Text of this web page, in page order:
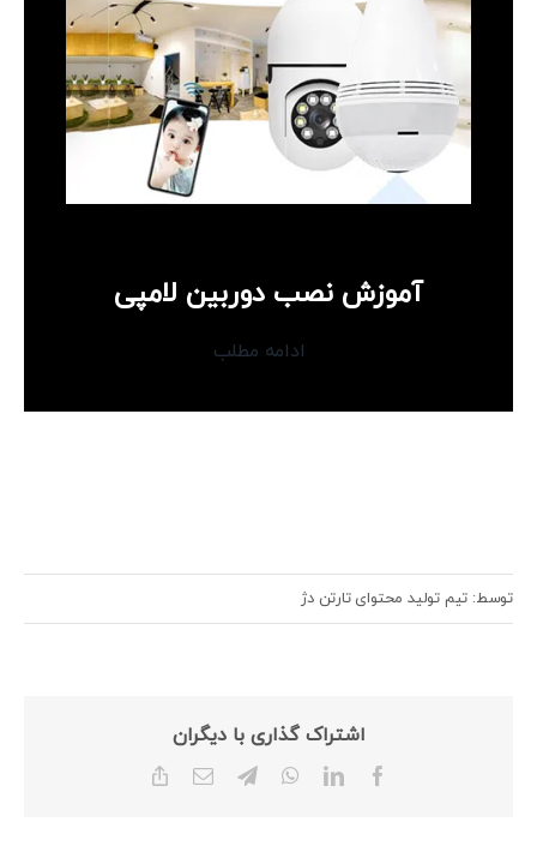
آموزش نصب دوربین لامپی
ادامه مطلب
توسط: تیم تولید محتوای تارتن دژ
اشتراک گذاری با دیگران
Facebook
LinkedIn
WhatsApp
Telegram
Email